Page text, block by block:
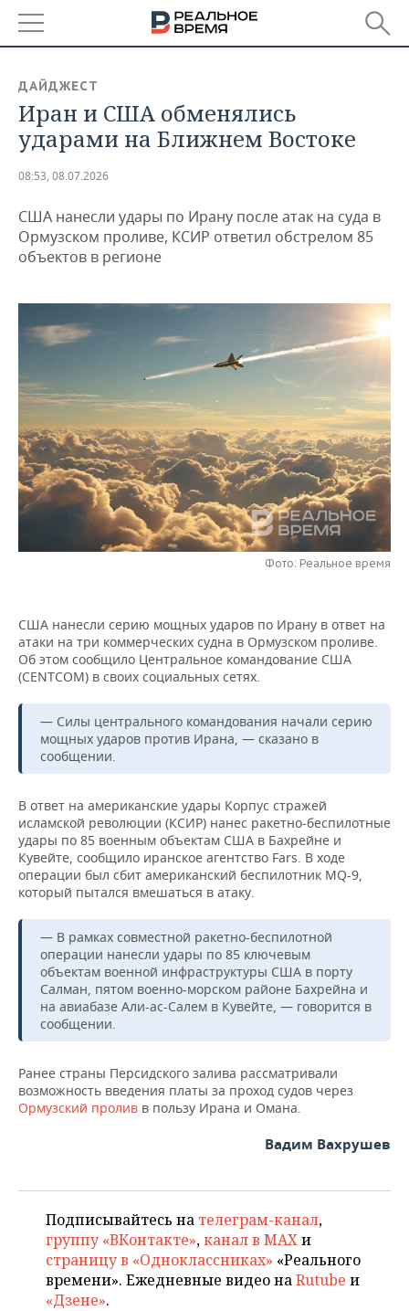
БАШКОРТОСТАН
ТАТАРСТАН
НОВОСТИ
АНАЛИТИКА
ДЕКЛАРАЦИИ О ДОХОДАХ
ТОРГОВЫЕ ЦЕНТРЫ
ТАТАРСТАНА
НОВОСТИ ЭКОНОМИКИ
ИНВЕСТИЦИИ
ПРОМЫШЛЕННОСТЬ
АГРОПРОМ
МАШИНОСТРОЕНИЕ
НЕФТЕХИМИЯ
НЕФТЬ
ОПК
ЭНЕРГЕТИКА
НОВОСТИ БИЗНЕСА
РОЗНИЧНАЯ ТОРГОВЛЯ
ТРАНСПОРТ
ТЕХНОЛОГИИ
НОВОСТИ ТЕХНОЛОГИЙ
IT
МЕРОПРИЯТИЯ
НОВОСТИ МЕРОПРИЯТИЙ
ВЫЕЗДНАЯ РЕДАКЦИЯ
ОТКРЫТАЯ ЛЕКЦИЯ
СПОРТ
НОВОСТИ СПОРТА
БАСКЕТБОЛ
КИБЕРСПОРТ
ФИГУРНОЕ КАТАНИЕ
ВОДНЫЕ ВИДЫ СПОРТА
ХОККЕЙ С МЯЧОМ
ОБЩЕСТВО
ИНФРАСТРУКТУРА
КУЛЬТУРА
МЕДИЦИНА
ОБРАЗОВАНИЕ
ПРОИСШЕСТВИЯ
СПРАВОЧНИК
СПИСОК КОМПАНИЙ
ДАЙДЖЕСТ
Иран и США обменялись
ударами на Ближнем Востоке
08:53, 08.07.2026
США нанесли удары по Ирану после атак на суда в
Ормузском проливе, КСИР ответил обстрелом 85
объектов в регионе
Фото: Реальное время
США нанесли серию мощных ударов по Ирану в ответ на
атаки на три коммерческих судна в Ормузском проливе.
Об этом сообщило Центральное командование США
(CENTCOM) в своих социальных сетях.
— Силы центрального командования начали серию
мощных ударов против Ирана, — сказано в
сообщении.
В ответ на американские удары Корпус стражей
исламской революции (КСИР) нанес ракетно-беспилотные
удары по 85 военным объектам США в Бахрейне и
Кувейте, сообщило иранское агентство Fars. В ходе
операции был сбит американский беспилотник MQ-9,
который пытался вмешаться в атаку.
— В рамках совместной ракетно-беспилотной
операции нанесли удары по 85 ключевым
объектам военной инфраструктуры США в порту
Салман, пятом военно-морском районе Бахрейна и
на авиабазе Али-ас-Салем в Кувейте, — говорится в
сообщении.
Ранее страны Персидского залива рассматривали
возможность введения платы за проход судов через
Ормузский пролив в пользу Ирана и Омана.
Вадим Вахрушев
Подписывайтесь на телеграм-канал,
группу «ВКонтакте»,канал в MAXи
страницу в «Одноклассниках» «Реального
времени». Ежедневные видео наRutube и
«Дзене».